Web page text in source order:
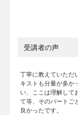
受講者の声
丁寧に教えていただ
キストも分量が多か
い、ここは理解して
て等、そのパートご
良かったです。